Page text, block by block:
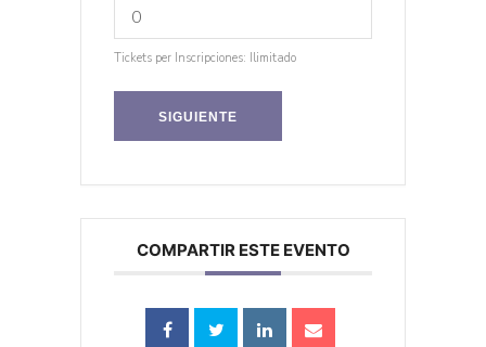
Tickets per Inscripciones: Ilimitado
SIGUIENTE
COMPARTIR ESTE EVENTO